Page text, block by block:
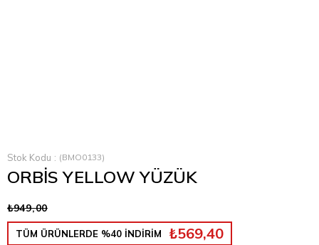
Stok Kodu (BMO0133)
ORBİS YELLOW YÜZÜK
₺949,00
TÜM ÜRÜNLERDE %40 İNDİRİM ₺569,40